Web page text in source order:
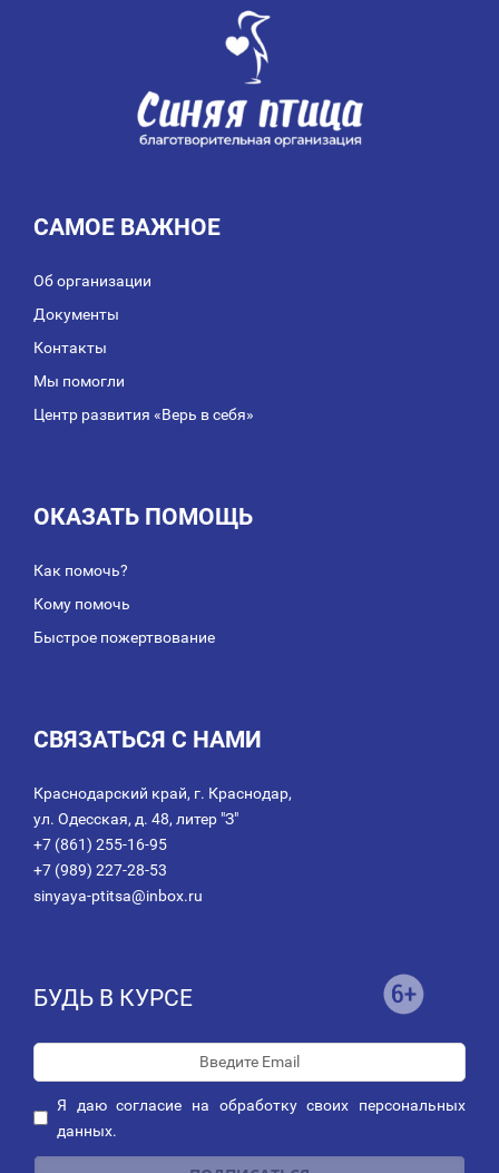
САМОЕ ВАЖНОЕ
Об организации
Документы
Контакты
Мы помогли
Центр развития «Верь в себя»
ОКАЗАТЬ ПОМОЩЬ
Как помочь?
Кому помочь
Быстрое пожертвование
СВЯЗАТЬСЯ С НАМИ
Краснодарский край, г. Краснодар,
ул. Одесская, д. 48, литер "З"
+7 (861) 255-16-95
+7 (989) 227-28-53
sinyaya-ptitsa@inbox.ru
БУДЬ В КУРСЕ
Я даюсогласие на обработку своих персональных
данных.